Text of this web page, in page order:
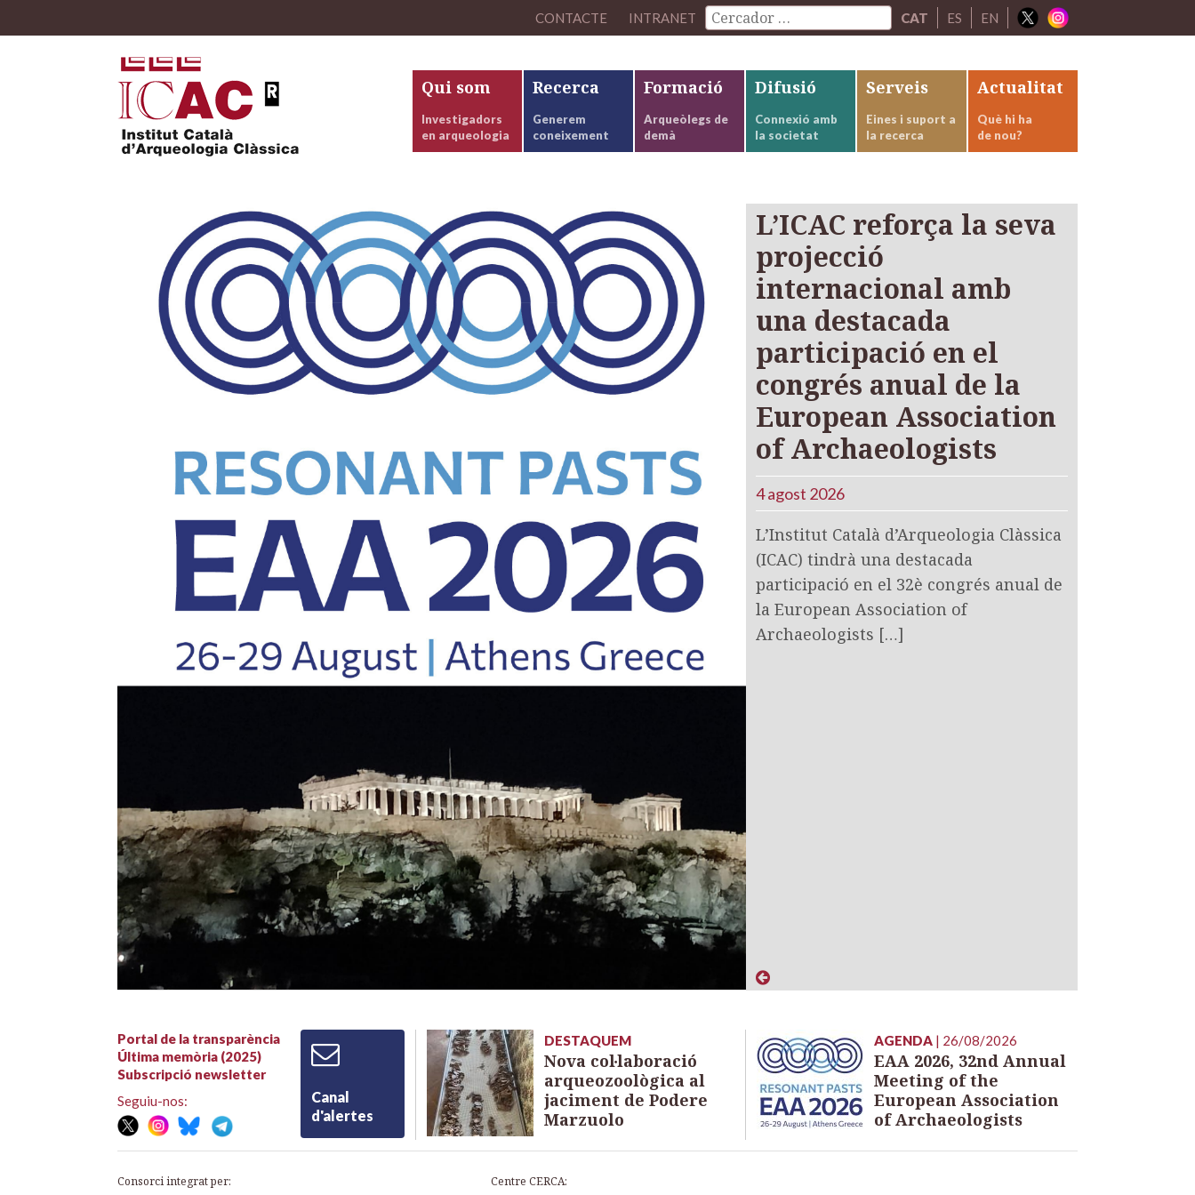
CONTACTE INTRANET CAT ES EN
Qui som
Investigadors
en arqueologia
Recerca
Generem
coneixement
Formació
Arqueòlegs de
demà
Difusió
Connexió amb
la societat
Serveis
Eines i suport a
la recerca
Actualitat
Què hi ha
de nou?
L’ICAC reforça la seva
projecció
internacional amb
una destacada
participació en el
congrés anual de la
European Association
of Archaeologists
4 agost 2026
L’Institut Català d’Arqueologia Clàssica
(ICAC) tindrà una destacada
participació en el 32è congrés anual de
la European Association of
Archaeologists […]
AGENDA | 26/08/2026
EAA 2026, 32nd Annual
Meeting of the
European Association
of Archaeologists
DESTAQUEM
Nova col·laboració
arqueozoològica al
jaciment de Podere
Marzuolo
Portal de la transparència
Última memòria (2025)
Subscripció newsletter
Seguiu-nos:
Canal
d'alertes
Consorci integrat per: Centre CERCA: